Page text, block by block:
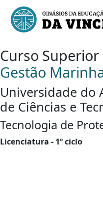
Curso Superior
Gestão
Universidade do
de Ciências e
Tecnologia de
Licenciatura - 1º ciclo